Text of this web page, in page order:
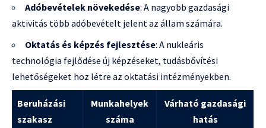
Adóbevételek növekedése: A nagyobb gazdasági
aktivitás több adóbevételt jelent az állam számára.
Oktatás és képzés fejlesztése: A nukleáris
technológia fejlődése új képzéseket, tudásbővítési
lehetőségeket hoz létre az oktatási intézményekben.
Beruházási
szakasz
Munkahelyek
száma
Várható gazdasági
hatás